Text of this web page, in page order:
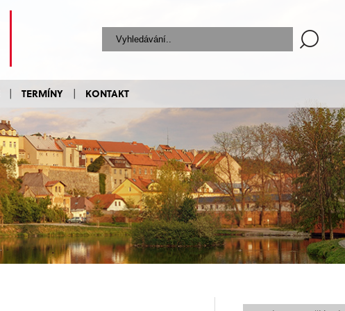
TERMÍNY KONTAKT